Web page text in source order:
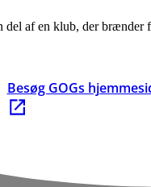
af en klub, der
Besøg GOGs